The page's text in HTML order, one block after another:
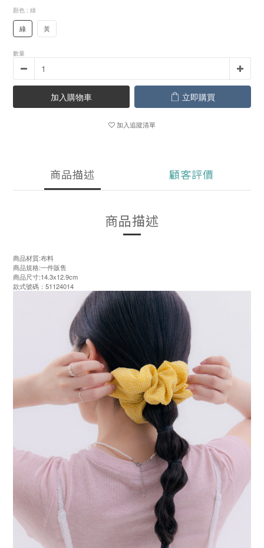
顏色 : 綠
綠 黃
數量
加入購物車 立即購買
加入追蹤清單
商品描述 顧客評價
商品描述
商品材質:布料
商品規格:一件販售
商品尺寸:14.3x12.9cm
款式號碼：51124014